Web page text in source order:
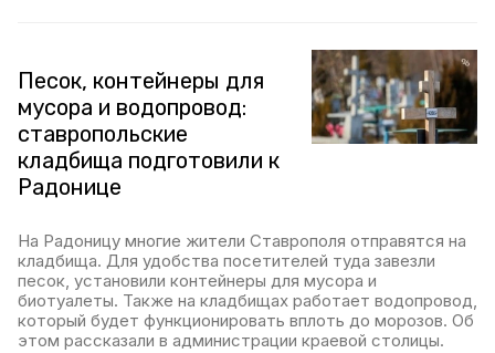
Песок, контейнеры для
мусора и водопровод:
ставропольские
кладбища подготовили к
Радонице
На Радоницу многие жители Ставрополя отправятся на
кладбища. Для удобства посетителей туда завезли
песок, установили контейнеры для мусора и
биотуалеты. Также на кладбищах работает водопровод,
который будет функционировать вплоть до морозов. Об
этом рассказали в администрации краевой столицы.